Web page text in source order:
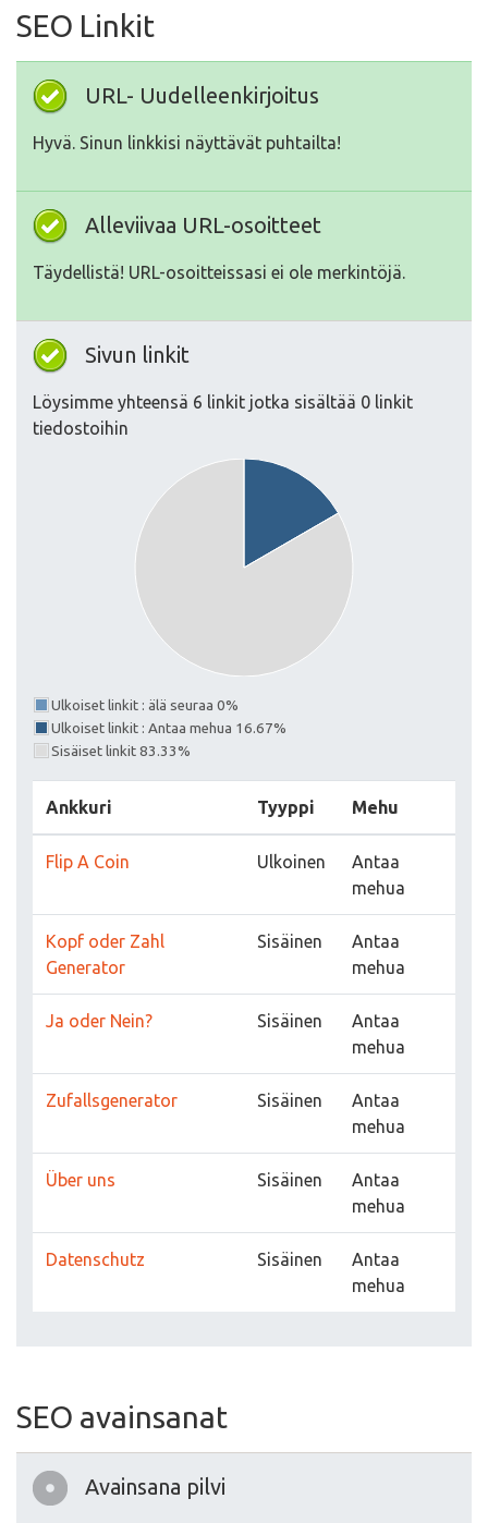
SEO Linkit
URL- Uudelleenkirjoitus
Hyvä. Sinun linkkisi näyttävät puhtailta!
Alleviivaa URL-osoitteet
Täydellistä! URL-osoitteissasi ei ole merkintöjä.
Sivun linkit
Löysimme yhteensä 6 linkit jotka sisältää 0 linkit
tiedostoihin
Ulkoiset linkit : älä seuraa 0%
Ulkoiset linkit : Antaa mehua 16.67%
Sisäiset linkit 83.33%
Ankkuri Tyyppi Mehu
Flip A Coin Ulkoinen
Antaa
mehua
Kopf oder Zahl
Generator
Sisäinen
Antaa
mehua
Ja oder Nein? Sisäinen
Antaa
mehua
Zufallsgenerator Sisäinen
Antaa
mehua
Über uns Sisäinen
Antaa
mehua
Datenschutz Sisäinen
Antaa
mehua
SEO avainsanat
Avainsana pilvi